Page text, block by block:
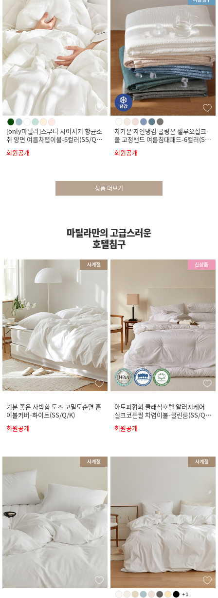
[only마틸라]스무디 시어서커 항균소
취 양면 여름차렵이불-6컬러(SS/Q/
K)
회원공개
차가운 자연냉감 쿨링온 셀루오실크-
쿨 고정밴드 여름침대패드-6컬러(SS/
Q/K)
회원공개
상품 더보기
마틸라만의 고급스러운
호텔침구
기분 좋은 사박함 도즈 고밀도순면 홑
이불커버-화이트(SS/Q/K)
회원공개
아토피협회 클래식호텔 알러지케어
실크코튼필 차렵이불-클린룸(SS/Q/
회원공개